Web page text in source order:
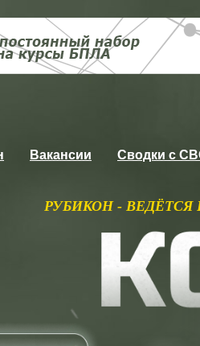
Вакансии Сводки с
ПОСТОЯННЫЙ